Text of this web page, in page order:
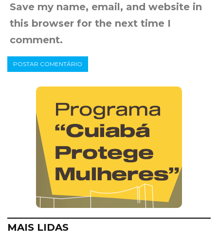
Save my name, email, and website in
this browser for the next time I
comment.
MAIS LIDAS